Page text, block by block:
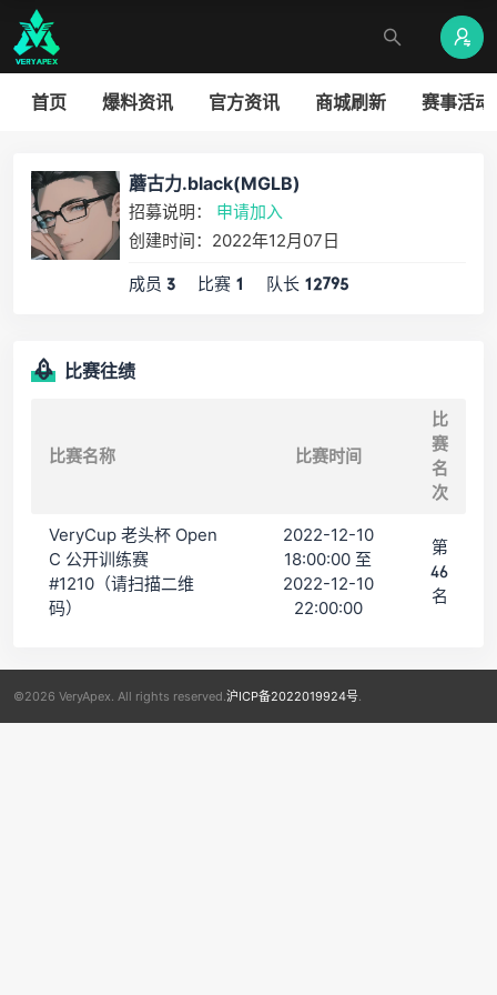
首页 爆料资讯 官方资讯 商城刷新 赛事活动
蘑古力.black(MGLB)
招募说明： 申请加入
创建时间：2022年12月07日
成员 3 比赛 1 队长 12795
比赛往绩
比赛名称 比赛时间
比
赛
名
次
VeryCup 老头杯 Open
C 公开训练赛
#1210（请扫描二维
码）
2022-12-10
18:00:00 至
2022-12-10
22:00:00
第
46
名
©2026 VeryApex. All rights reserved. 沪ICP备2022019924号